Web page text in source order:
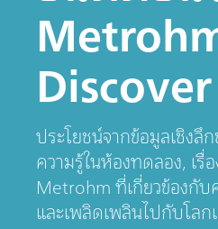
Discover
ประโยชน์จากข้อมูลเชิงลึ
ความรู้ในห้องทดลอง, เรื่
Metrohm ที่เกี่ยวข้องกั
และเพลิดเพลินไปกับโลก